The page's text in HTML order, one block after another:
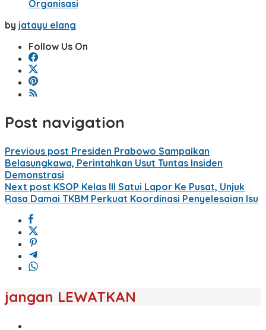
Organisasi
by jatayu elang
Follow Us On
Post navigation
Previous post Presiden Prabowo Sampaikan
Belasungkawa, Perintahkan Usut Tuntas Insiden
Demonstrasi
Next post KSOP Kelas III Satui Lapor Ke Pusat, Unjuk
Rasa Damai TKBM Perkuat Koordinasi Penyelesaian Isu
jangan LEWATKAN